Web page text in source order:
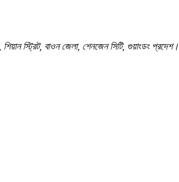
শিয়ান স্ট্রিট, বাওন জেলা, শেনজেন সিটি, গুয়াংডং প্রদেশ।